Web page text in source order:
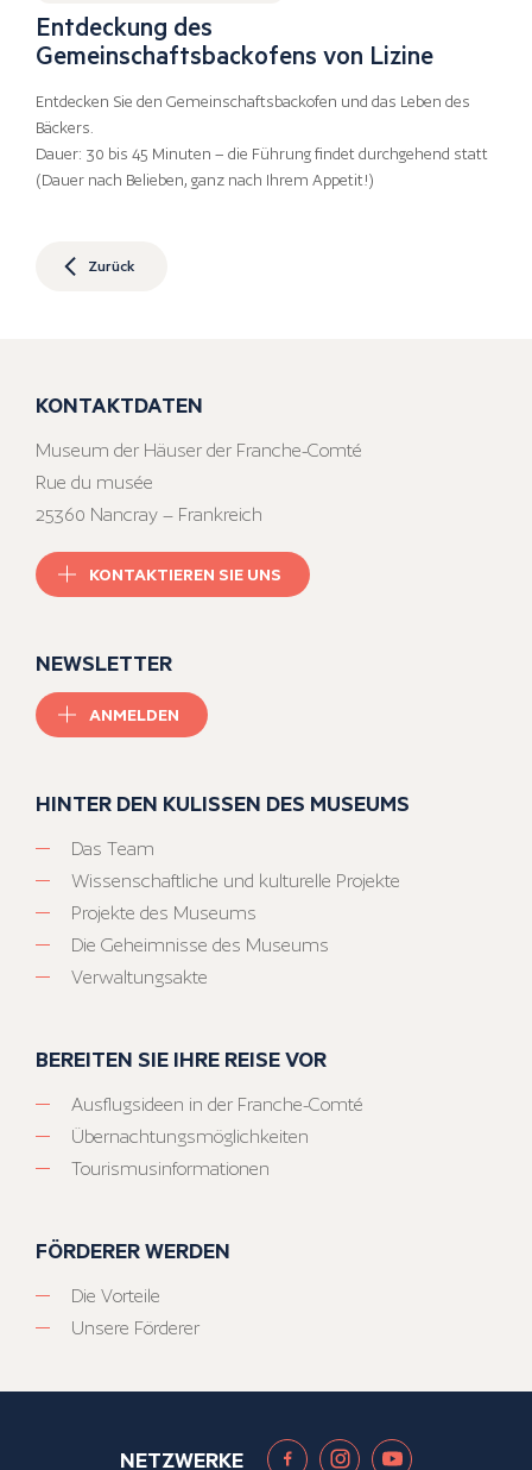
Entdeckung des
Gemeinschaftsbackofens von Lizine
Entdecken Sie den Gemeinschaftsbackofen und das Leben des
Bäckers.
Dauer: 30 bis 45 Minuten – die Führung findet durchgehend statt
(Dauer nach Belieben, ganz nach Ihrem Appetit!)
Zurück
KONTAKTDATEN
Museum der Häuser der Franche-Comté
Rue du musée
25360 Nancray – Frankreich
KONTAKTIEREN SIE UNS
NEWSLETTER
ANMELDEN
HINTER DEN KULISSEN DES MUSEUMS
Das Team
Wissenschaftliche und kulturelle Projekte
Projekte des Museums
Die Geheimnisse des Museums
Verwaltungsakte
BEREITEN SIE IHRE REISE VOR
Ausflugsideen in der Franche-Comté
Übernachtungsmöglichkeiten
Tourismusinformationen
FÖRDERER WERDEN
Die Vorteile
Unsere Förderer
NETZWERKE